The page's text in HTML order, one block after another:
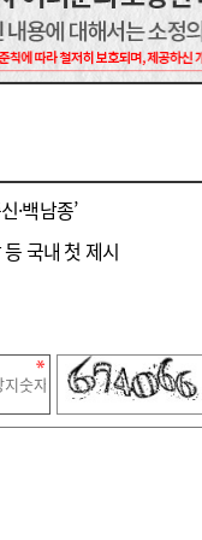
·백남종’
국내 첫 제시